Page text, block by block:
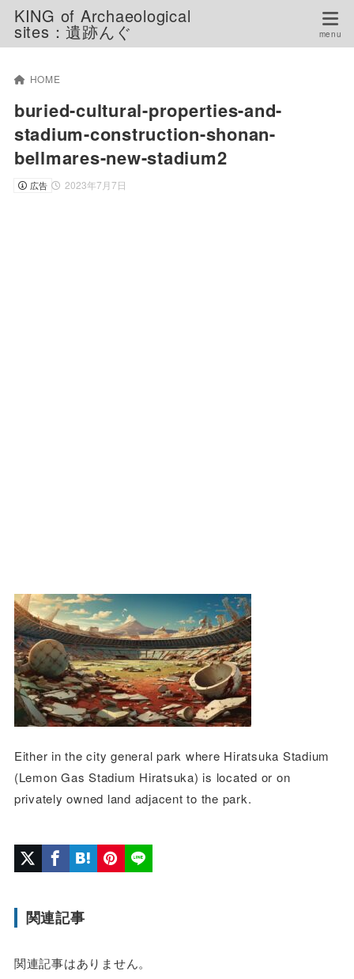
KING of Archaeological
sites：遺跡んぐ
HOME
buried-cultural-properties-and-
stadium-construction-shonan-
bellmares-new-stadium2
広告 2023年7月7日
Either in the city general park where Hiratsuka Stadium
(Lemon Gas Stadium Hiratsuka) is located or on
privately owned land adjacent to the park.
関連記事
関連記事はありません。